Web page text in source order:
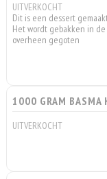
UITVERKOCHT
Dit is een dessert
Het wordt gebakken in
overheen gegoten
1000 GRAM BASMA
UITVERKOCHT